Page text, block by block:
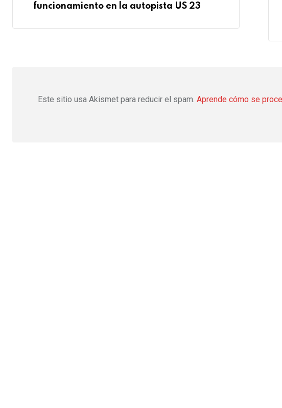
funcionamiento en la autopista US 23
Este sitio usa Akismet para reducir el spam. Aprende cómo se